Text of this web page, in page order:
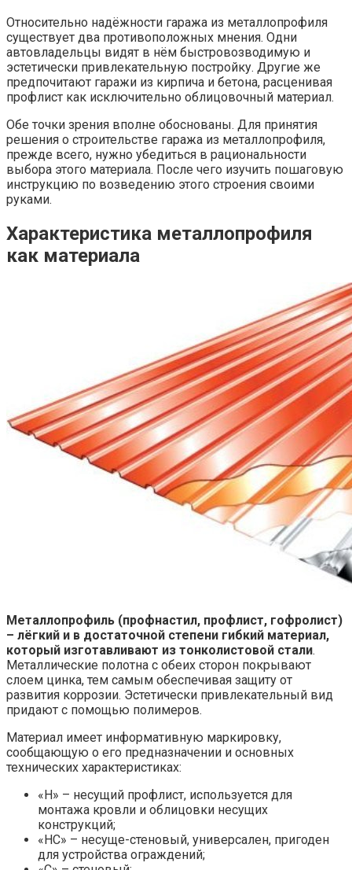
Относительно надёжности гаража из металлопрофиля
существует два противоположных мнения. Одни
автовладельцы видят в нём быстровозводимую и
эстетически привлекательную постройку. Другие же
предпочитают гаражи из кирпича и бетона, расценивая
профлист как исключительно облицовочный материал.
Обе точки зрения вполне обоснованы. Для принятия
решения о строительстве гаража из металлопрофиля,
прежде всего, нужно убедиться в рациональности
выбора этого материала. После чего изучить пошаговую
инструкцию по возведению этого строения своими
руками.
Характеристика металлопрофиля
как материала
Металлопрофиль (профнастил, профлист, гофролист)
– лёгкий и в достаточной степени гибкий материал,
который изготавливают из тонколистовой стали.
Металлические полотна с обеих сторон покрывают
слоем цинка, тем самым обеспечивая защиту от
развития коррозии. Эстетически привлекательный вид
придают с помощью полимеров.
Материал имеет информативную маркировку,
сообщающую о его предназначении и основных
технических характеристиках:
«Н» – несущий профлист, используется для
монтажа кровли и облицовки несущих
конструкций;
«НС» – несуще-стеновый, универсален, пригоден
для устройства ограждений;